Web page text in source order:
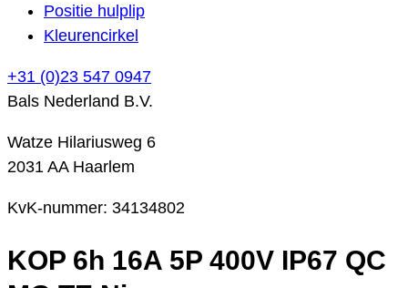
Positie hulplip
Kleurencirkel
+31 (0)23 547 0947
Bals Nederland B.V.
Watze Hilariusweg 6
2031 AA Haarlem
KvK-nummer: 34134802
KOP 6h 16A 5P 400V IP67 QC